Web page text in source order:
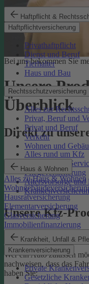
Haftpflicht &
Haftpflichtversicherung
Privathaftpflicht
Dienst und Beruf
Tierhalter
Haus und Bau
Rechtsschutzversicherung
Alles zur
Privat, Beruf und
Privat und Beruf
Verkehr
Wohnen und
Haus & Wohnen
Alles zu Haus & Wohnen
Hausratversicherung
Elementarversicherung
Glasversicherung
Immobilienfinanzierung
Krankheit, Unfall &
Krankenversicherung
Private
Gesetzliche
Bei uns bekommen Sie
Unsere
Überblick
Direkt zu
Alles rund um Kfz
Rechtsschutz-
Pflegeversicherung
Altersvorsorge und
Unsere Kfz-
eVB-Nummer
Wer ein Auto zulassen
nachweisen, dass das
haben Sie: